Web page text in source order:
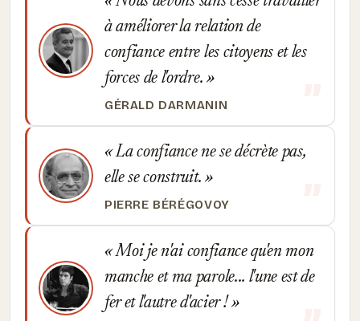
à améliorer la relation de
confiance entre les citoyens et les
forces de l'ordre.
GÉRALD DARMANIN
La confiance ne se décrète pas,
elle se construit.
PIERRE BÉRÉGOVOY
Moi je n'ai confiance qu'en mon
manche et ma parole... l'une est de
fer et l'autre d'acier !